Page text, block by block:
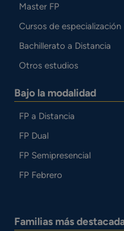
Master FP
Cursos de especialización
Bachillerato a Distancia
Otros estudios
Bajo la modalidad
FP a Distancia
FP Dual
FP Semipresencial
FP Febrero
Familias más